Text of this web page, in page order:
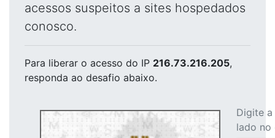
acessos suspeitos a sites hospedados
conosco.
Para liberar o acesso do IP 216.73.216.205,
responda ao desafio abaixo.
Digite
lado no